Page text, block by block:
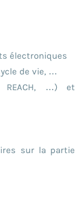
électroniques
de vie, …
REACH, …) et
sur la partie